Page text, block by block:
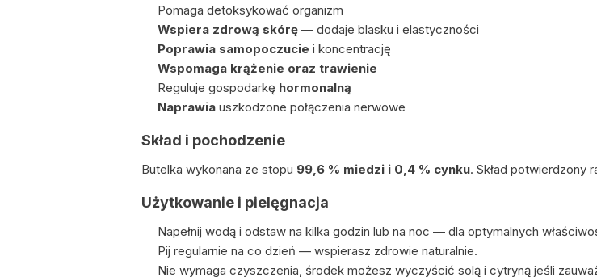
Pomaga detoksykować organizm
Wspiera zdrową skórę— dodaje blasku i elastyczności
Poprawia samopoczucie i koncentrację
Wspomaga krążenie oraz trawienie
Reguluje gospodarkę hormonalną
Naprawia uszkodzone połączenia nerwowe
Skład i pochodzenie
Butelka wykonana ze stopu 99,6 % miedzi i 0,4 % cynku. Skład potwierdzony
Użytkowanie i pielęgnacja
Napełnij wodą i odstaw na kilka godzin lub na noc — dla optymalnych
Pij regularnie na co dzień — wspierasz zdrowie naturalnie.
Nie wymaga czyszczenia, środek możesz wyczyścić solą i cytryną jeśli